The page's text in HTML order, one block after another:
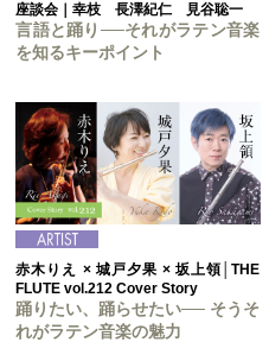
座談会｜幸枝 長澤紀仁 見谷聡一
言語と踊り──それがラテン音楽
を知るキーポイント
赤木りえ × 城戸夕果 × 坂上領│THE
FLUTE vol.212 Cover Story
踊りたい、踊らせたい── そうそ
れがラテン音楽の魅力